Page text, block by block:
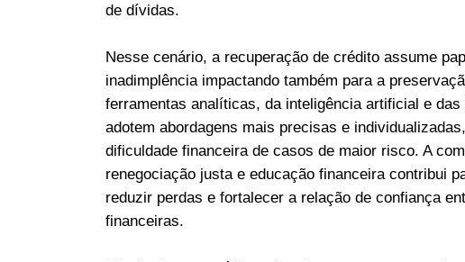
de dívidas.
Nesse cenário, a recuperação de crédito assume
inadimplência impactando também para a
ferramentas analíticas, da inteligência artificial e
adotem abordagens mais precisas e
dificuldade financeira de casos de maior risco. A
renegociação justa e educação financeira contribui
reduzir perdas e fortalecer a relação de confiança
financeiras.